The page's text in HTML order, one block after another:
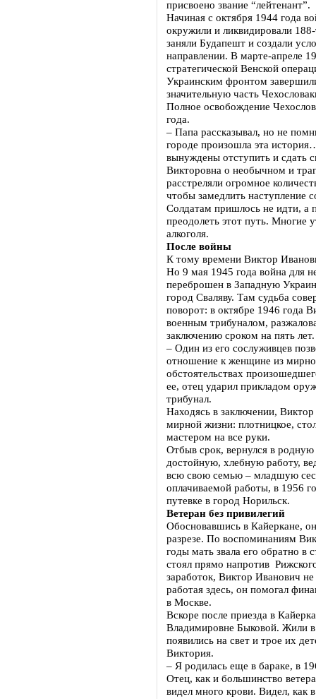
присвоено звание “лейтенант”.
Начиная с октября 1944 года
окружили и ликвидировали
заняли Будапешт и создали
направлении. В марте-апреле
стратегической Венской
Украинским фронтом
значительную часть
Полное освобождение
года.
– Папа рассказывал, но не
городе произошла эта
вынуждены отступить и сдать
Викторовна о необычном и
расстреляли огромное
чтобы замедлить наступление
Солдатам пришлось не идти, а
преодолеть этот путь. Многие
алкоголя.
После войны
К тому времени Виктор
Но 9 мая 1945 года война для
переброшен в Западную
город Сваляву. Там судьба
поворот: в октябре 1946 года
военным трибуналом,
заключению сроком на пять лет.
– Один из его сослуживцев
отношение к женщине из
обстоятельствах
ее, отец ударил прикладом
трибунал.
Находясь в заключении,
мирной жизни: плотницкое,
мастером на все руки.
Отбыв срок, вернулся в
достойную, хлебную работу,
всю свою семью – младшую
оплачиваемой работы, в 1956
путевке в город Норильск.
Ветеран без привилегий
Обосновавшись в Кайеркане,
разрезе. По воспоминаниям
годы мать звала его обратно в
стоял прямо напротив
заработок, Виктор Иванович
работая здесь, он помогал
в Москве.
Вскоре после приезда в
Владимировне Быковой. Жили
появились на свет и трое их
Виктория.
– Я родилась еще в бараке, в
Отец, как и большинство
видел много крови. Видел,